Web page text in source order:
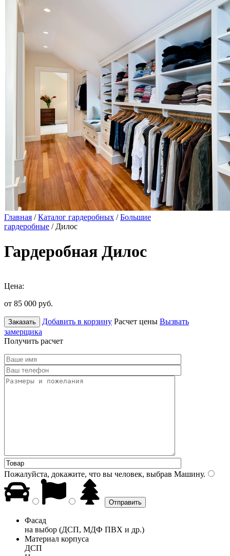
Главная /Каталог гардеробных /Большие
гардеробные / Дилос
Гардеробная Дилос
Цена:
от 85 000 руб.
Заказать Добавить в корзину Расчет цены Вызвать
замерщика
Получить расчет
Пожалуйста, докажите, что вы человек, выбрав Машину.
Фасад
на выбор (ДСП, МДФ ПВХ и др.)
Материал корпуса
ДСП